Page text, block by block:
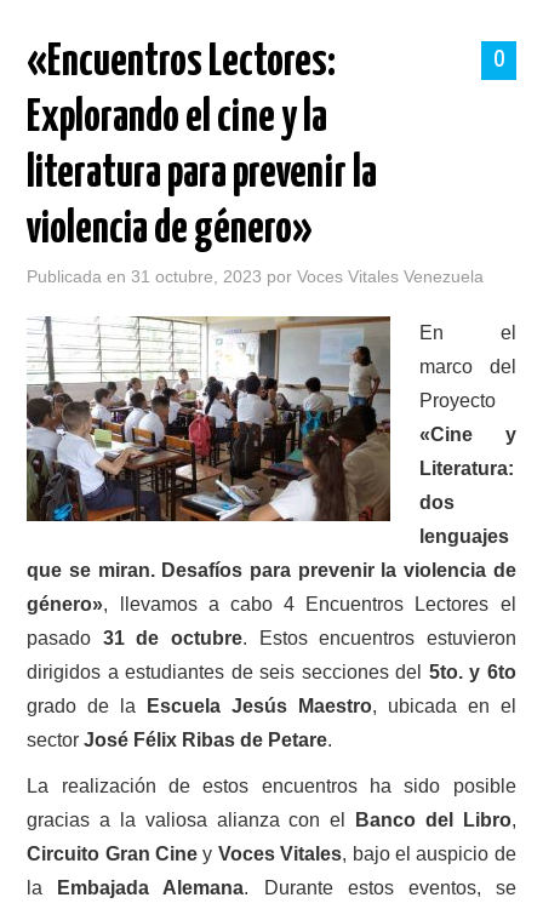
SOBRE VOCES VITALES
TALLERES
NOTICIAS
HISTORIAS DE EXITO
BOLETINES
CONTACTO
MÁS +
0
«Encuentros Lectores:
Explorando el cine y la
literatura para prevenir la
violencia de género»
Publicada en31 octubre, 2023 porVoces Vitales Venezuela
En el
marco del
Proyecto
«Cine y
Literatura:
dos
lenguajes
que se miran. Desafíos para prevenir la violencia de
género», llevamos a cabo 4 Encuentros Lectores el
pasado 31 de octubre. Estos encuentros estuvieron
dirigidos a estudiantes de seis secciones del 5to. y 6to
grado de la
Escuela Jesús Maestro, ubicada en el
sectorJosé Félix Ribas de Petare.
La realización de estos encuentros ha sido posible
gracias a la valiosa alianza con el
Banco del Libro,
Circuito Gran Cine y Voces Vitales, bajo el auspicio de
la
Embajada Alemana. Durante estos eventos, se